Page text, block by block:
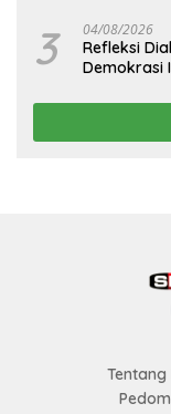
3 04/08/2026
Refleksi
Demokrasi
Tentang